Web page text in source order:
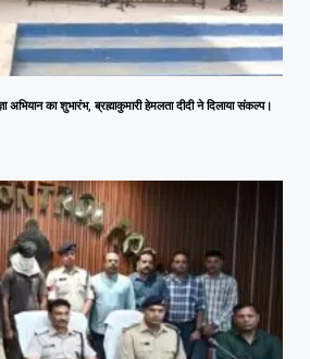
अभियान का शुभारंभ, ब्रह्माकुमारी हेमलता दीदी ने दिलाया संकल्प।